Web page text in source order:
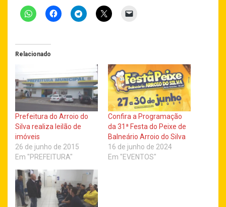
Relacionado
Prefeitura do Arroio do
Silva realiza leilão de
imóveis
26 de junho de 2015
Em "PREFEITURA"
Confira a Programação
da 31ª Festa do Peixe de
Balneário Arroio do Silva
16 de junho de 2024
Em "EVENTOS"